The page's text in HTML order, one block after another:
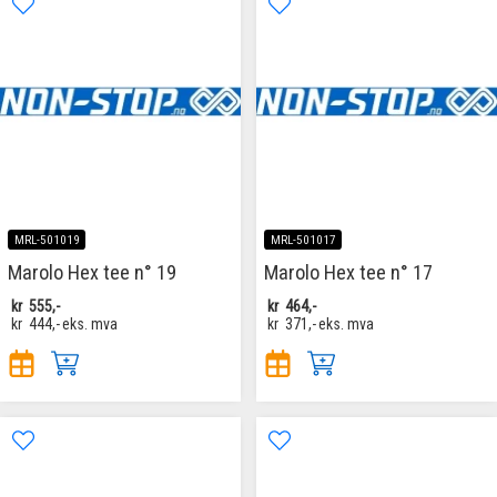
MRL-501019
Marolo Hex tee n° 19
kr 555,-
kr 444,-eks. mva
MRL-501017
Marolo Hex tee n° 17
kr 464,-
kr 371,-eks. mva